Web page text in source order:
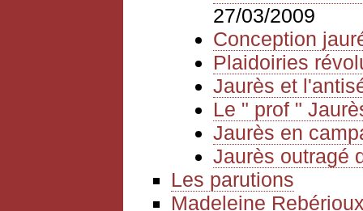
27/03/2009
Conception
Plaidoiries
Jaurès et
Le " prof "
Jaurès en
Jaurès outragé
Les parutions
Madeleine